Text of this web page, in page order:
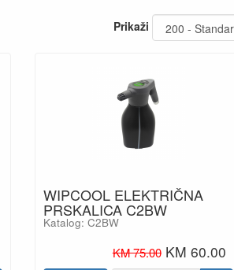
Prikaži
WIPCOOL ELEKTRIČNA
PRSKALICA C2BW
Katalog: C2BW
KM 75.00 KM 60.00